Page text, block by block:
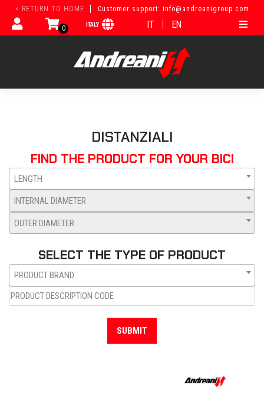
content
< RETURN TO HOME Customer support: info@andreanigroup.com
0 ITALY IT EN
DISTANZIALI
FIND THE PRODUCT FOR YOUR BICI
LENGTH
INTERNAL DIAMETER
OUTER DIAMETER
SELECT THE TYPE OF PRODUCT
PRODUCT BRAND
SUBMIT